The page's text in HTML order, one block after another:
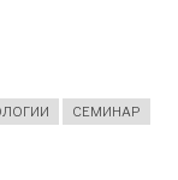
СЕМИНАР